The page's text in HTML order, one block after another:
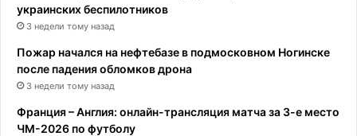
украинских беспилотников
3 недели тому назад
Пожар начался на нефтебазе в подмосковном Ногинске
после падения обломков дрона
3 недели тому назад
Франция – Англия: онлайн-трансляция матча за 3-е место
ЧМ-2026 по футболу